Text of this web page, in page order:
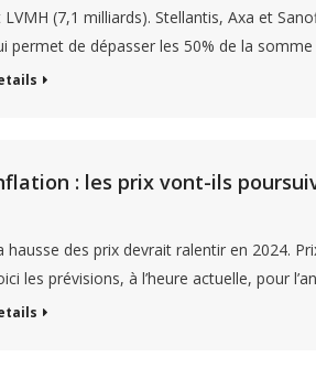
LVMH (7,1 milliards). Stellantis, Axa et
permet de dépasser les 50% de la
: les prix vont-ils
hausse des prix devrait ralentir en 2024.
les prévisions, à l’heure actuelle, pour